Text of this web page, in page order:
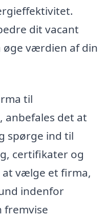
dit vacant
øge værdien af din
til
anbefales det at
spørge ind til
certifikater og
vælge et firma,
indenfor
fremvise